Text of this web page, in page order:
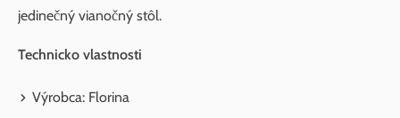
jedinečný vianočný stôl.
Technicko vlastnosti
Výrobca: Florina